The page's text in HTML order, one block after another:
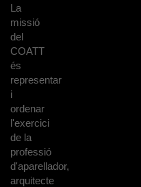
La
missió
del
COATT
és
representar
i
ordenar
l'exercici
de la
professió
d'aparellador,
arquitecte